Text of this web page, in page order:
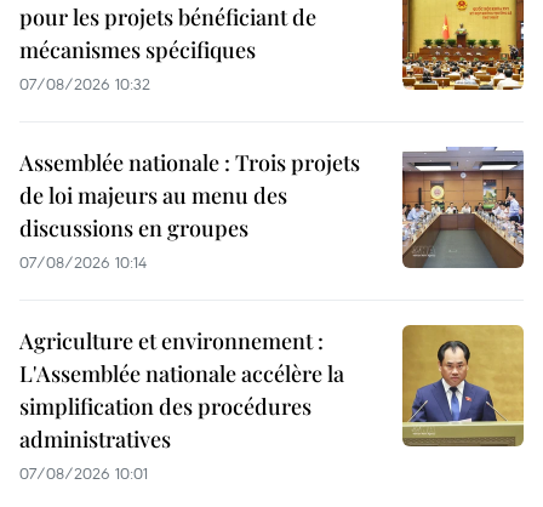
pour les projets bénéficiant de
mécanismes spécifiques
07/08/2026 10:32
Assemblée nationale : Trois projets
de loi majeurs au menu des
discussions en groupes
07/08/2026 10:14
Agriculture et environnement :
L'Assemblée nationale accélère la
simplification des procédures
administratives
07/08/2026 10:01